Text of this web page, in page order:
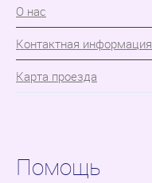
О нас
Контактная информация
Карта проезда
Помощь